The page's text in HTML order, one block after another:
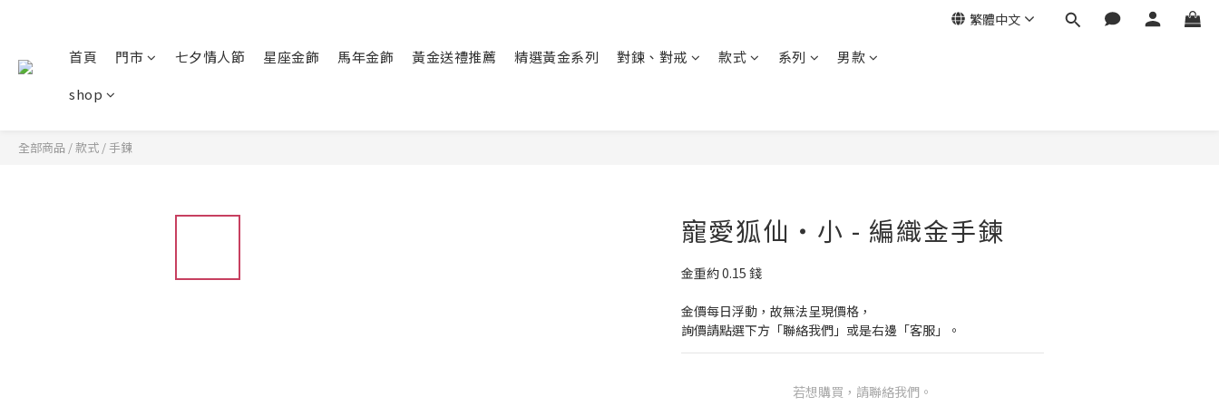
繁體中文
首頁 門市 七夕情人節 星座金飾 馬年金飾 黃金送禮推薦 精選黃金系列 對鍊、對戒 款式 系列
男款
shop
全部商品 /款式 /手鍊
寵愛狐仙・小 - 編織金手鍊
金重約 0.15 錢
金價每日浮動，故無法呈現價格，
詢價請點選下方「聯絡我們」或是右邊「客服」。
若想購買，請聯絡我們。